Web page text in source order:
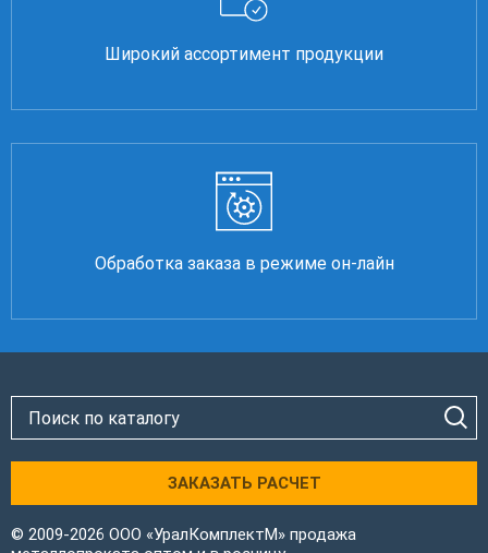
Широкий ассортимент продукции
Обработка заказа в режиме он-лайн
ЗАКАЗАТЬ РАСЧЕТ
© 2009-2026 ООО «УралКомплектМ» продажа